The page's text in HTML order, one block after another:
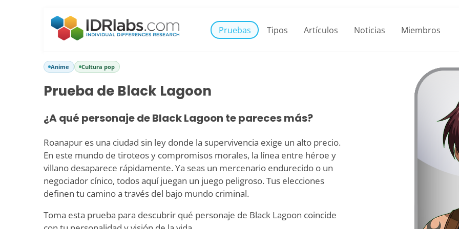
Pruebas Tipos Artículos Noticias Miembros
Anime Cultura pop
Prueba de Black Lagoon
¿A qué personaje de Black Lagoon te pareces más?
Roanapur es una ciudad sin ley donde la supervivencia exige un alto precio.
En este mundo de tiroteos y compromisos morales, la línea entre héroe y
villano desaparece rápidamente. Ya seas un mercenario endurecido o un
negociador cínico, todos aquí juegan un juego peligroso. Tus elecciones
definen tu camino a través del bajo mundo criminal.
Toma esta prueba para descubrir qué personaje de Black Lagoon coincide